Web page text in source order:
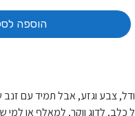
הוספה
צבע וגזע, אבל תמיד עם
לדוג ווקר, למאלף או למי